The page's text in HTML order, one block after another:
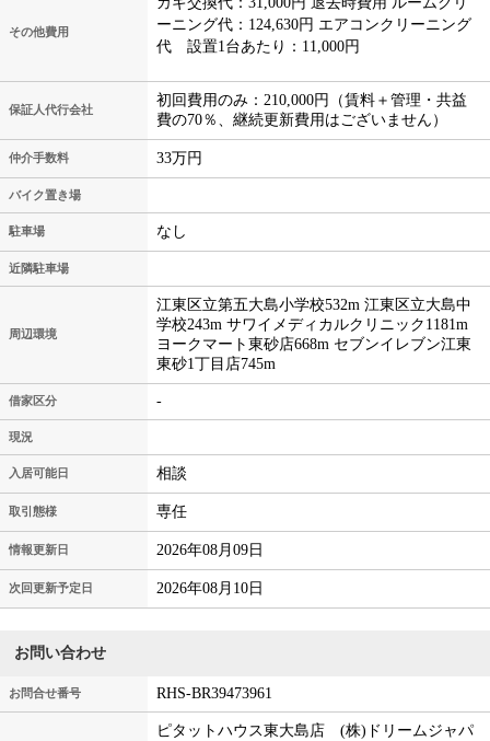
その他費用
ーニング代：124,630円 エアコンクリーニング
代 設置1台あたり：11,000円
保証人代行会社
初回費用のみ：210,000円（賃料＋管理・共益
費の70％、継続更新費用はございません）
仲介手数料 33万円
バイク置き場
駐車場 なし
近隣駐車場
周辺環境
江東区立第五大島小学校532m 江東区立大島中
学校243m サワイメディカルクリニック1181m
ヨークマート東砂店668m セブンイレブン江東
東砂1丁目店745m
借家区分 -
現況
入居可能日 相談
取引態様 専任
情報更新日 2026年08月09日
次回更新予定日 2026年08月10日
お問い合わせ
お問合せ番号 RHS-BR39473961
ピタットハウス東大島店 (株)ドリームジャパ